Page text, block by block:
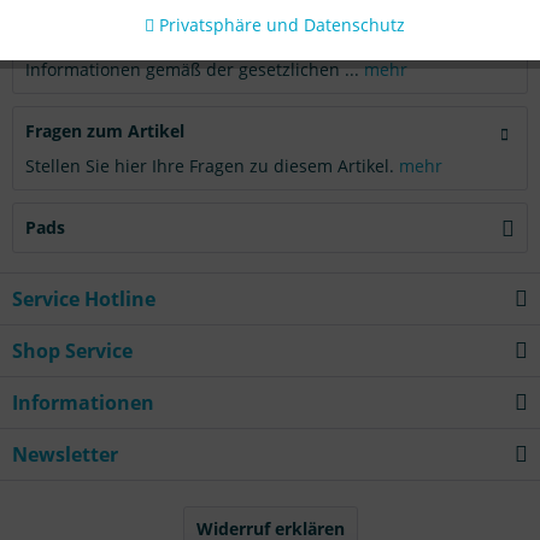
Produktsicherheit
Informationen gemäß der gesetzlichen ... mehr
Fragen zum Artikel
Stellen Sie hier Ihre Fragen zu diesem Artikel. mehr
Pads
Service Hotline
Shop Service
Informationen
Newsletter
Widerruf erklären
Privatsphäre und Datenschutz